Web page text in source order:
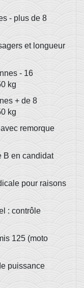
- plus de 8
et longueur
- 16
kg
+ de 8
kg
remorque
B en candidat
pour raisons
: contrôle
125 (moto
puissance